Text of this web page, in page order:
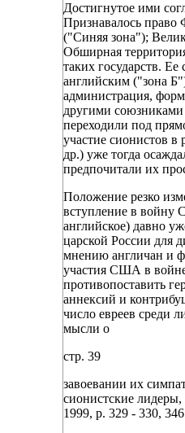
Достигнутое ими
Признавалось
("Синяя зона");
Обширная
таких государств.
английским ("зона
администрация,
другими
переходили под
участие сионистов
др.) уже тогда
предпочитали их
Положение резко
вступление в войну
английское) давно
царской России для
мнению англичан и
участия США в
противопоставить
аннексий и
число евреев среди
мысли о
стр. 39
завоевании их
сионистские
1999, p. 329 - 330,